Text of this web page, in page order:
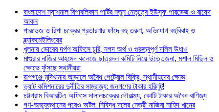
বাংলাদেশ ন্যাশনাল রিপাবলিকান পার্টির নতুন নেতৃত্বে ইউসুফ পারভেজ ও রায়েদ
আকন
পারভেজ ও রিপা চক্রের প্রতারণার ফাঁদে বহু তরুণ, অভিযোগ বহুবিবাহ ও
ব্ল্যাকমেইলিংয়ের
খুলনায় ভোরের দর্পণ অফিসে চুরি, নগদ অর্থ ও গুরুত্বপূর্ণ দলিল উধাও
মাগুরার নাজির আহমেদ কলেজে ছাত্রদল কমিটি নিয়ে উত্তেজনা, মশাল মিছিল ও
ক্ষোভে ফুঁসছে স্থানীয়রা
রূপগঞ্জে মুদিখানার আড়ালে অবৈধ পেট্রোল বিক্রি, স্থানীয়দের ক্ষোভ
ভ্যাট কমিশনারের দুর্নীতির সাম্রাজ্য: জনগণের টাকার হরিলুট!
চট্টগ্রাম বিআরটিএ অফিসে দালালচক্রের দৌরাত্ম্য, কোটি টাকার অবৈধ বাণিজ্য
গণ-অভ্যুত্থানের পরেও অটল: নিষিদ্ধ দলের নেত্রী নাজিবা নাহিদ খানের